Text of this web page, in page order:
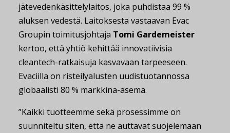
jätevedenkäsittelylaitos, joka puhdistaa 99 %
aluksen vedestä. Laitoksesta vastaavan Evac
Groupin toimitusjohtaja Tomi Gardemeister
kertoo, että yhtiö kehittää innovatiivisia
cleantech-ratkaisuja kasvavaan tarpeeseen.
Evaciilla on risteilyalusten uudistuotannossa
globaalisti 80 % markkina-asema.
”Kaikki tuotteemme sekä prosessimme on
suunniteltu siten, että ne auttavat suojelemaan